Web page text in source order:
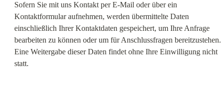
Sofern Sie mit uns Kontakt per E-Mail oder über ein
Kontaktformular aufnehmen, werden übermittelte Daten
einschließlich Ihrer Kontaktdaten gespeichert, um Ihre Anfrage
bearbeiten zu können oder um für Anschlussfragen bereitzustehen.
Eine Weitergabe dieser Daten findet ohne Ihre Einwilligung nicht
statt.